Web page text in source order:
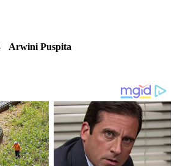
Arwini Puspita